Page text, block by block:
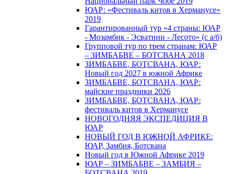
ЮАР: «Фестиваль китов в Херманусе»
2019
Гарантированный тур «4 страны: ЮАР
- Мозамбик - Эсватини - Лесото» (с а/б)
Групповой тур по трем странам: ЮАР
– ЗИМБАБВЕ – БОТСВАНА 2018
ЗИМБАБВЕ, БОТСВАНА, ЮАР:
Новый год 2027 в южной Африке
ЗИМБАБВЕ, БОТСВАНА, ЮАР:
майские праздники 2026
ЗИМБАБВЕ, БОТСВАНА, ЮАР:
фестиваль китов в Херманусе
НОВОГОДНЯЯ ЭКСПЕДИЦИЯ В
ЮАР
НОВЫЙ ГОД В ЮЖНОЙ АФРИКЕ:
ЮАР, Замбия, Ботсвана
Новый год в Южной Африке 2019
ЮАР – ЗИМБАБВЕ – ЗАМБИЯ –